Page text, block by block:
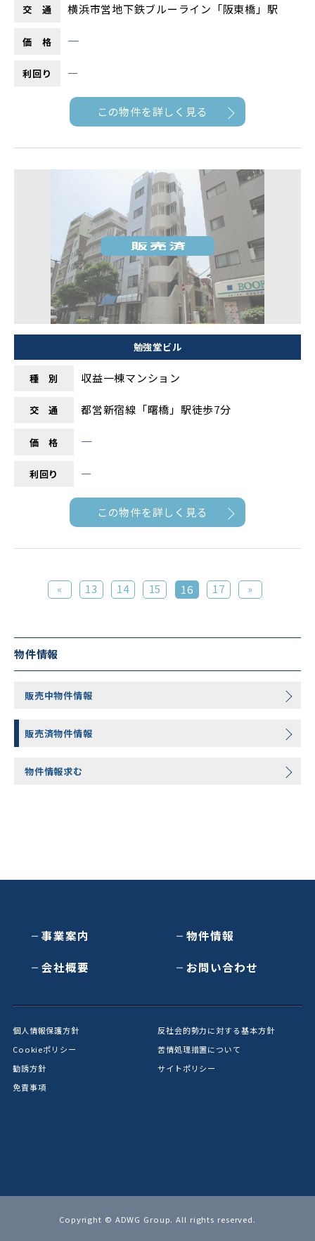
交 通 横浜市営地下鉄ブルーライン「阪東橋」駅
価 格 ―
利回り ―
この物件を詳しく見る
勉強堂ビル
種 別 収益一棟マンション
交 通 都営新宿線「曙橋」駅徒歩7分
価 格 ―
利回り ―
この物件を詳しく見る
« 13 14 15 16 17 »
物件情報
販売中物件情報
販売済物件情報
物件情報求む
事業案内 物件情報
会社概要 お問い合わせ
個人情報保護方針
反社会的勢力に対する基本方針
Cookieポリシー
苦情処理措置について
勧誘方針
サイトポリシー
免責事項
Copyright © ADWG Group. All rights reserved.